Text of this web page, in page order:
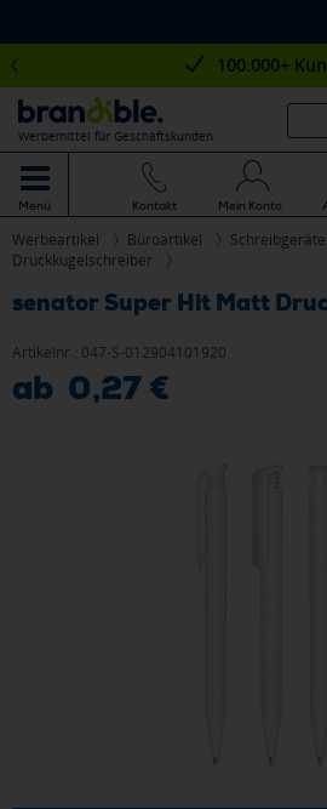
100.000+
Werbemittel für Geschäftskunden
Menü Kontakt Mein Konto
Werbeartikel Büroartikel Schreibgeräte
Druckkugelschreiber
senator Super Hit Matt
Artikelnr.: 047-S-012904101920
ab 0,27 €